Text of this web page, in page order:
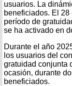
usuarios. La
beneficiados. El
período de
se ha activado en
Durante el año
los usuarios del
gratuidad conjunta
ocasión, durante
beneficiados.